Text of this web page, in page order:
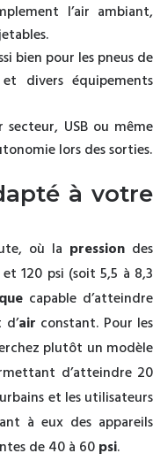
l’air ambiant,
bien pour les pneus de
divers équipements
secteur, USB ou même
lors des sorties.
à votre
où la pression des
120 psi (soit 5,5 à 8,3
capable d’atteindre
air constant. Pour les
plutôt un modèle
d’atteindre 20
et les utilisateurs
à eux des appareils
de 40 à 60psi.